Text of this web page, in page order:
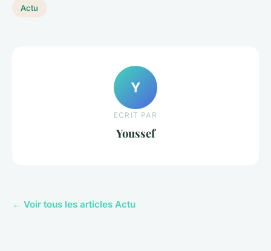
Actu
Y
ECRIT PAR
Youssef
← Voir tous les articles Actu